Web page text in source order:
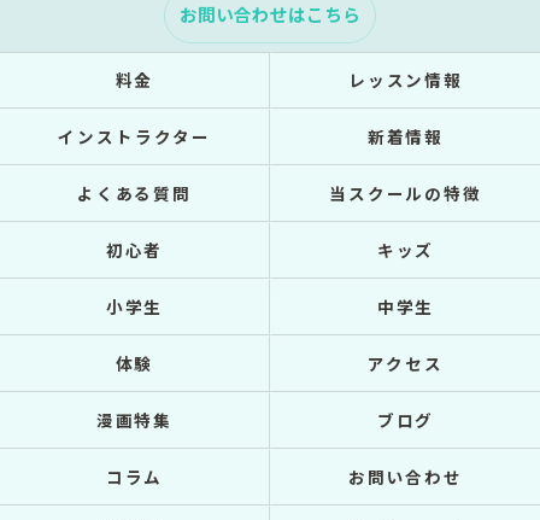
お問い合わせはこちら
料金 レッスン情報
インストラクター 新着情報
よくある質問 当スクールの特徴
初心者 キッズ
小学生 中学生
体験 アクセス
漫画特集 ブログ
コラム お問い合わせ